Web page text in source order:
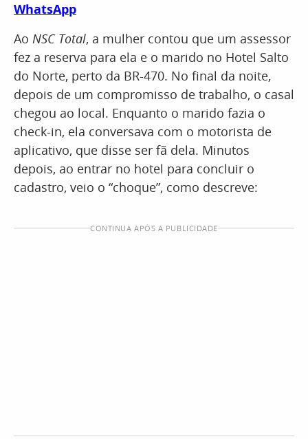
WhatsApp
Ao NSC Total, a mulher contou que um assessor
fez a reserva para ela e o marido no Hotel Salto
do Norte, perto da BR-470. No final da noite,
depois de um compromisso de trabalho, o casal
chegou ao local. Enquanto o marido fazia o
check-in, ela conversava com o motorista de
aplicativo, que disse ser fã dela. Minutos
depois, ao entrar no hotel para concluir o
cadastro, veio o “choque”, como descreve:
CONTINUA APÓS A PUBLICIDADE